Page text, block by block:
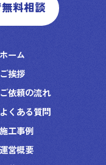
料相談
ホーム
ご挨拶
ご依頼の流れ
よくある質問
施工事例
運営概要